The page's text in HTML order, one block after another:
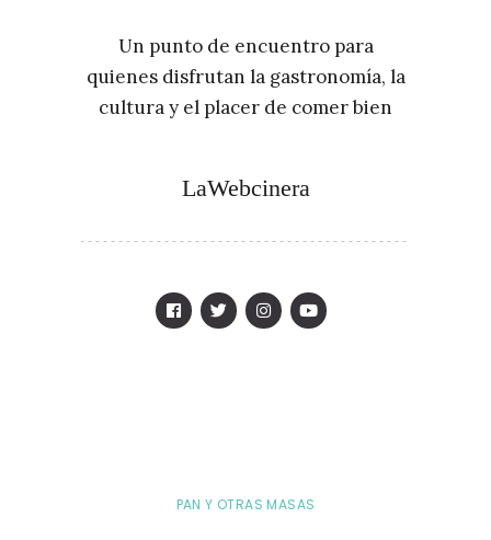
Un punto de encuentro para
quienes disfrutan la gastronomía, la
cultura y el placer de comer bien
LaWebcinera
PAN Y OTRAS MASAS